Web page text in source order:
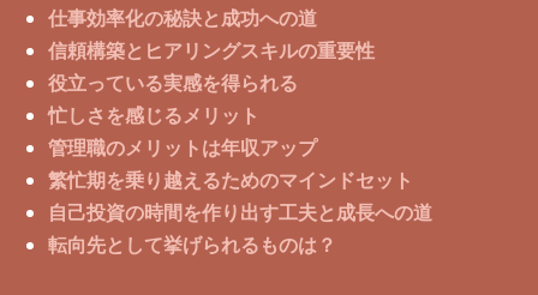
仕事効率化の秘訣と成功への道
信頼構築とヒアリングスキルの重要性
役立っている実感を得られる
忙しさを感じるメリット
管理職のメリットは年収アップ
繁忙期を乗り越えるためのマインドセット
自己投資の時間を作り出す工夫と成長への道
転向先として挙げられるものは？